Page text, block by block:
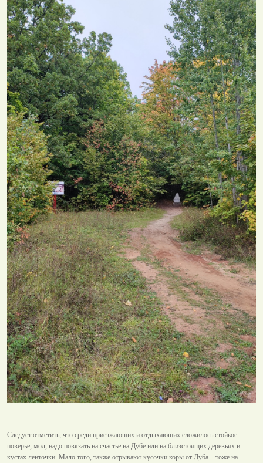
Следует отметить, что среди приезжающих и отдыхающих сложилось стойкое
поверье, мол, надо повязать на счастье на Дубе или на близстоящих деревьях и
кустах ленточки. Мало того, также отрывают кусочки коры от Дуба – тоже на